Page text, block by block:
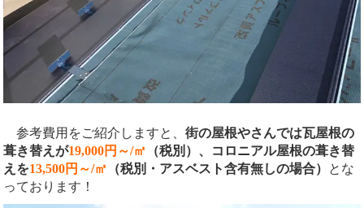
参考費用をご紹介しますと、街の屋根やさんでは瓦屋根の
葺き替えが19,000円～/㎡
（税別）、コロニアル屋根の葺き替
えを13,500円～/㎡ （税別・アスベスト含有無しの場合） とな
っております！